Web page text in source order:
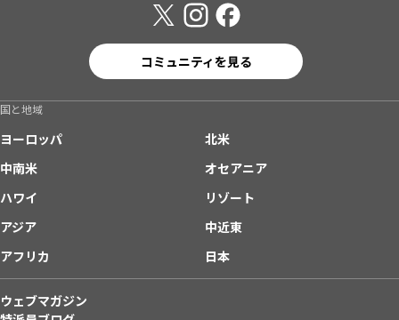
コミュニティを見る
国と地域
ヨーロッパ
北米
中南米
オセアニア
ハワイ
リゾート
アジア
中近東
アフリカ
日本
ウェブマガジン